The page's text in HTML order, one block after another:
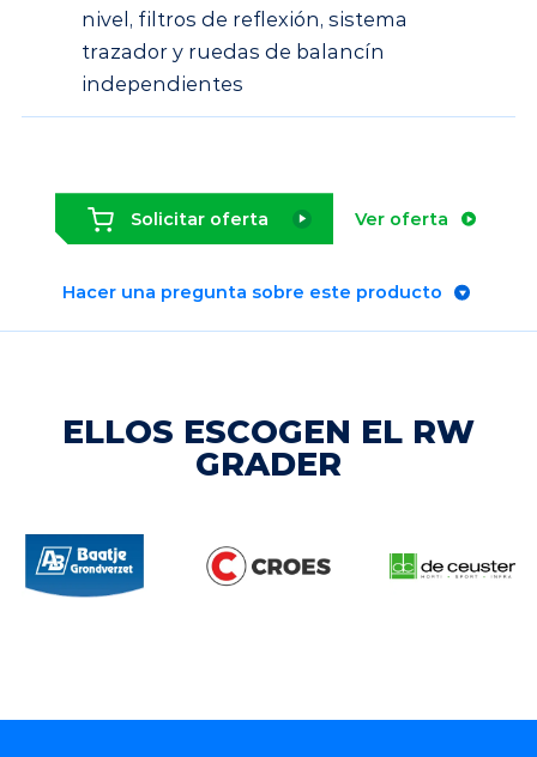
nivel, filtros de reflexión, sistema
trazador y ruedas de balancín
independientes
Solicitar oferta Ver oferta
Hacer una pregunta sobre este producto
ELLOS ESCOGEN EL RW
GRADER